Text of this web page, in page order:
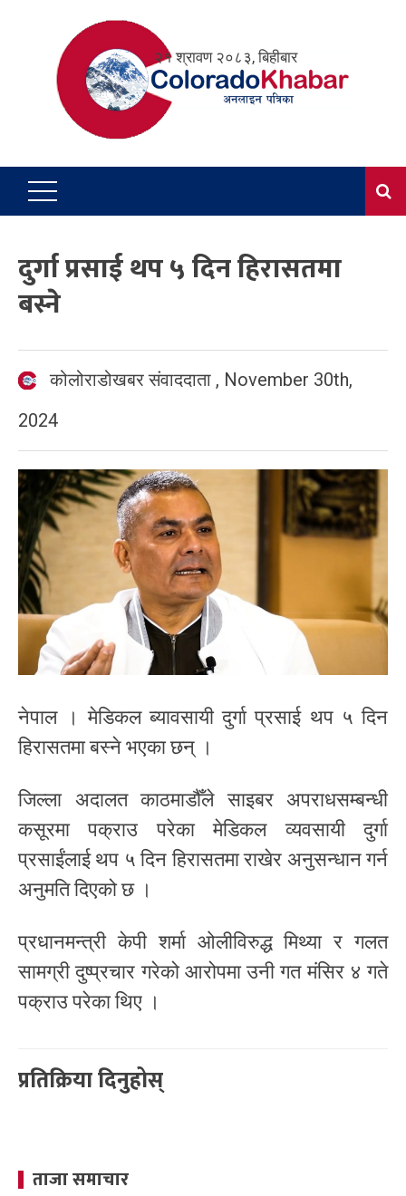
२१ श्रावण २०८३, बिहीबार
दुर्गा प्रसाई थप ५ दिन हिरासतमा
बस्ने
कोलोराडोखबर संवाददाता , November 30th,
2024
नेपाल । मेडिकल ब्यावसायी दुर्गा प्रसाई थप ५ दिन
हिरासतमा बस्ने भएका छन् ।
जिल्ला अदालत काठमाडौँले साइबर अपराधसम्बन्धी
कसूरमा पक्राउ परेका मेडिकल व्यवसायी दुर्गा
प्रसाईंलाई थप ५ दिन हिरासतमा राखेर अनुसन्धान गर्न
अनुमति दिएको छ ।
प्रधानमन्त्री केपी शर्मा ओलीविरुद्ध मिथ्या र गलत
सामग्री दुष्प्रचार गरेको आरोपमा उनी गत मंसिर ४ गते
पक्राउ परेका थिए ।
प्रतिक्रिया दिनुहोस्
ताजा समाचार